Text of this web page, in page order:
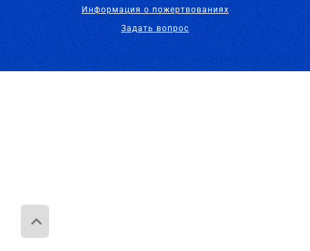
Информация о пожертвованиях
Задать вопрос